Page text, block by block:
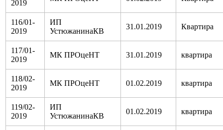
2019
116/01-
2019
ИП
УстюжанинаКВ
31.01.2019 Квартира
117/01-
2019
МК ПРОцеНТ 31.01.2019 квартира
118/02-
2019
МК ПРОцеНТ 01.02.2019 квартира
119/02-
2019
ИП
УстюжанинаКВ
01.02.2019 квартира